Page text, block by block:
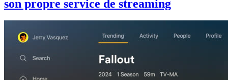
son propre service de streaming